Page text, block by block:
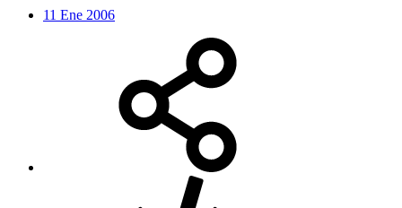
11 Ene 2006